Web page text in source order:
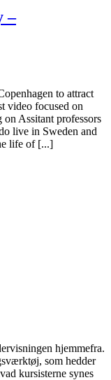
–
to attract
video focused on
Assitant professors
live in Sweden and
life of [...]
hjemmefra.
som hedder
kursisterne synes